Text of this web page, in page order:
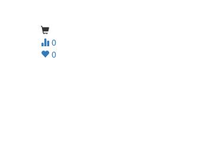
0
0